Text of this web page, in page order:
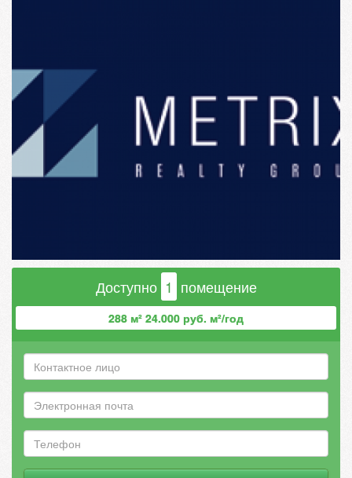
Доступно 1 помещение
288 м² 24.000 руб. м²/год